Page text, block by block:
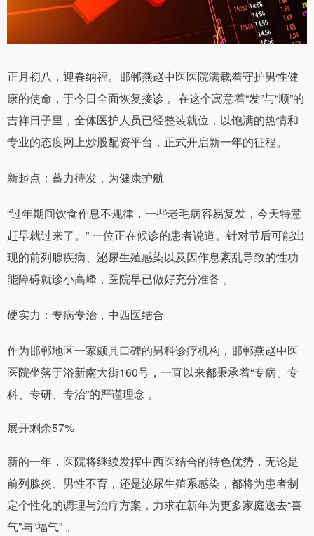
正月初八，迎春纳福。邯郸燕赵中医医院满载着守护男性健
康的使命，于今日全面恢复接诊 。在这个寓意着“发”与“顺”的
吉祥日子里，全体医护人员已经整装就位，以饱满的热情和
专业的态度网上炒股配资平台，正式开启新一年的征程。
新起点：蓄力待发，为健康护航
“过年期间饮食作息不规律，一些老毛病容易复发，今天特意
赶早就过来了。” 一位正在候诊的患者说道。针对节后可能出
现的前列腺疾病、泌尿生殖感染以及因作息紊乱导致的性功
能障碍就诊小高峰，医院早已做好充分准备 。
硬实力：专病专治，中西医结合
作为邯郸地区一家颇具口碑的男科诊疗机构，邯郸燕赵中医
医院坐落于浴新南大街160号，一直以来都秉承着“专病、专
科、专研、专治”的严谨理念 。
展开剩余57%
新的一年，医院将继续发挥中西医结合的特色优势，无论是
前列腺炎、男性不育，还是泌尿生殖系感染，都将为患者制
定个性化的调理与治疗方案，力求在新年为更多家庭送去“喜
气”与“福气” 。